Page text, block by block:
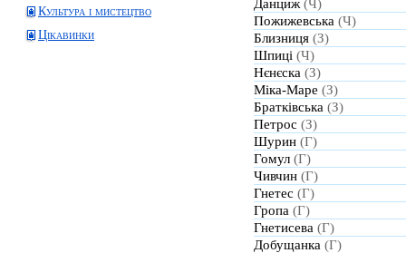
Культура і мистецтво
Цікавинки
Данциж (Ч)
Пожижевська (Ч)
Близниця (З)
Шпиці (Ч)
Нєнєска (З)
Міка-Маре (З)
Братківська (З)
Петрос (З)
Шурин (Г)
Гомул (Г)
Чивчин (Г)
Гнетес (Г)
Гропа (Г)
Гнетисева (Г)
Добущанка (Г)